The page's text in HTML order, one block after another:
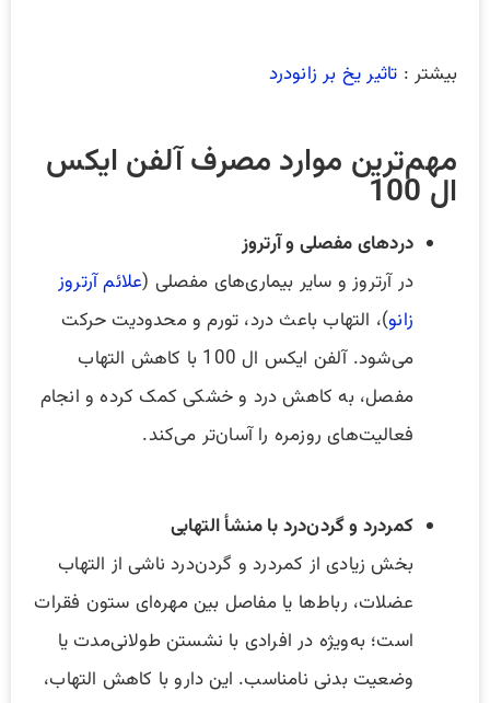
بیشتر : تاثیر یخ بر زانودرد
مهم‌ترین موارد مصرف آلفن ایکس
ال 100
دردهای مفصلی و آرتروز
در آرتروز و سایر بیماری‌های مفصلی (علائم آرتروز
زانو)، التهاب باعث درد، تورم و محدودیت حرکت
می‌شود. آلفن ایکس ال 100 با کاهش التهاب
مفصل، به کاهش درد و خشکی کمک کرده و انجام
فعالیت‌های روزمره را آسان‌تر می‌کند.
کمردرد و گردن‌درد با منشأ التهابی
بخش زیادی از کمردرد و گردن‌درد ناشی از التهاب
عضلات، رباط‌ها یا مفاصل بین مهره‌ای ستون فقرات
است؛ به‌ویژه در افرادی با نشستن طولانی‌مدت یا
وضعیت بدنی نامناسب. این دارو با کاهش التهاب،